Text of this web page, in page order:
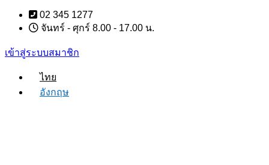
Skip
content
02 345 1277
จันทร์ - ศุกร์ 8.00 - 17.00 น.
เข้าสู่ระบบสมาชิก
ไทย
อังกฤษ